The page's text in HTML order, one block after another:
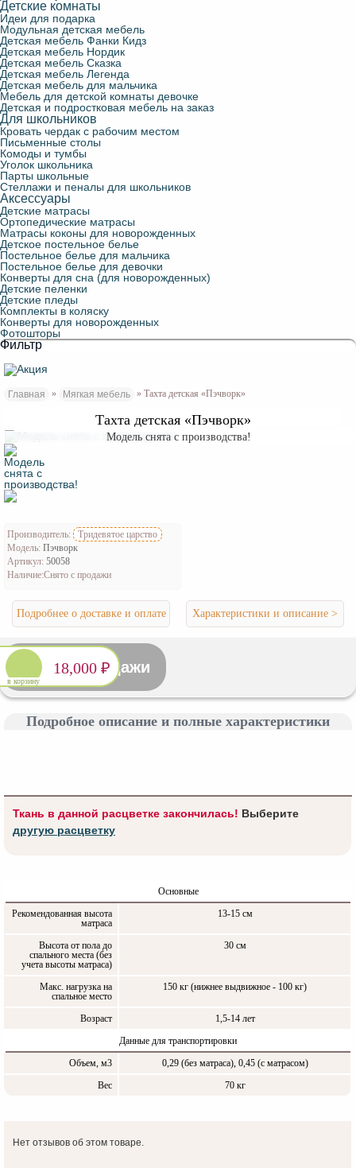
Детские комнаты
Идеи для подарка
Модульная детская мебель
Детская мебель Фанки Кидз
Детская мебель Нордик
Детская мебель Сказка
Детская мебель Легенда
Детская мебель для мальчика
Мебель для детской комнаты девочке
Детская и подростковая мебель на заказ
Для школьников
Кровать чердак с рабочим местом
Письменные столы
Комоды и тумбы
Уголок школьника
Парты школьные
Стеллажи и пеналы для школьников
Аксессуары
Детские матрасы
Ортопедические матрасы
Матрасы коконы для новорожденных
Детское постельное белье
Постельное белье для мальчика
Постельное белье для девочки
Конверты для сна (для новорожденных)
Детские пеленки
Детские пледы
Комплекты в коляску
Конверты для новорожденных
Фотошторы
Фильтр
Главная » Мягкая мебель » Тахта детская «Пэчворк»
Тахта детская «Пэчворк»
Модель снята с производства!
Производитель:
Тридевятое царство
Модель: Пэчворк
Артикул: 50058
Наличие:Снято с продажи
Подробнее о доставке и оплате Характеристики и описание >
в корзину
18,000 ₽
Снято с продажи
Подробное описание и полные характеристики
Ткань в данной расцветке закончилась! Выберите
другую расцветку
Основные
Рекомендованная высота
матраса
13-15 см
Высота от пола до
спального места (без
учета высоты матраса)
30 см
Макс. нагрузка на
спальное место
150 кг (нижнее выдвижное - 100 кг)
Возраст
1,5-14 лет
Данные для транспортировки
Объем, м3
0,29 (без матраса), 0,45 (с матрасом)
Вес
70 кг
Нет отзывов об этом товаре.